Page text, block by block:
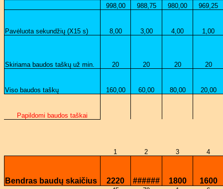
998,00
988,75 980,00 969,25
Pavėluota sekundžių (X15 s) 8,00 3,00 4,00 1,00
Skiriama baudos taškų už min. 20 20 20 20
Viso baudos taškų 160,00 60,00 80,00 20,00
Papildomi baudos taškai
1 2 3 4
Bendras baudų skaičius 2220 ###### 1800 1600